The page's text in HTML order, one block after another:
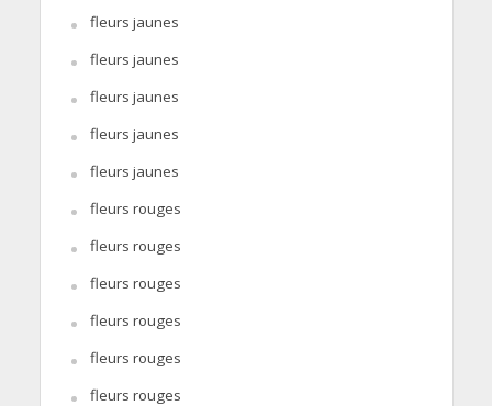
fleurs jaunes
fleurs jaunes
fleurs jaunes
fleurs jaunes
fleurs jaunes
fleurs rouges
fleurs rouges
fleurs rouges
fleurs rouges
fleurs rouges
fleurs rouges